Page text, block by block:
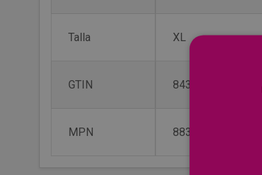
Talla XL
GTIN 8430827187059
MPN 8836B-080-XL